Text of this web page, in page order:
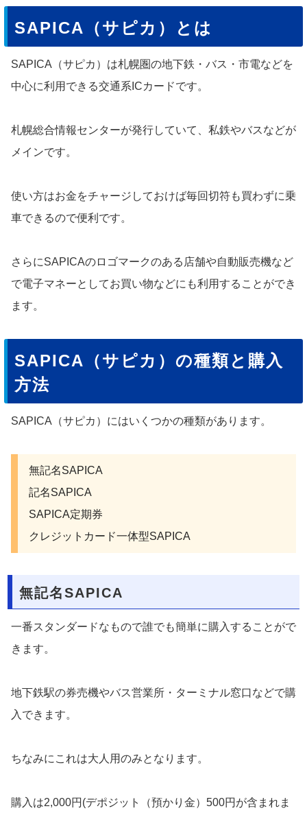
SAPICA（サピカ）とは
SAPICA（サピカ）は札幌圏の地下鉄・バス・市電などを
中心に利用できる交通系ICカードです。
札幌総合情報センターが発行していて、私鉄やバスなどが
メインです。
使い方はお金をチャージしておけば毎回切符も買わずに乗
車できるので便利です。
さらにSAPICAのロゴマークのある店舗や自動販売機など
で電子マネーとしてお買い物などにも利用することができ
ます。
SAPICA（サピカ）の種類と購入
方法
SAPICA（サピカ）にはいくつかの種類があります。
無記名SAPICA
記名SAPICA
SAPICA定期券
クレジットカード一体型SAPICA
無記名SAPICA
一番スタンダードなもので誰でも簡単に購入することがで
きます。
地下鉄駅の券売機やバス営業所・ターミナル窓口などで購
入できます。
ちなみにこれは大人用のみとなります。
購入は2,000円(デポジット（預かり金）500円が含まれま